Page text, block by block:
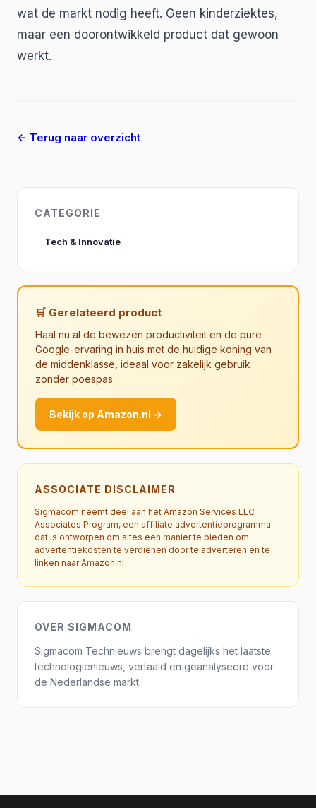
wat de markt nodig heeft. Geen kinderziektes,
maar een doorontwikkeld product dat gewoon
werkt.
← Terug naar overzicht
CATEGORIE
Tech & Innovatie
🛒 Gerelateerd product
Haal nu al de bewezen productiviteit en de pure
Google-ervaring in huis met de huidige koning van
de middenklasse, ideaal voor zakelijk gebruik
zonder poespas.
Bekijk op Amazon.nl →
ASSOCIATE DISCLAIMER
Sigmacom neemt deel aan het Amazon Services LLC
Associates Program, een affiliate advertentieprogramma
dat is ontworpen om sites een manier te bieden om
advertentiekosten te verdienen door te adverteren en te
linken naar Amazon.nl
OVER SIGMACOM
Sigmacom Technieuws brengt dagelijks het laatste
technologienieuws, vertaald en geanalyseerd voor
de Nederlandse markt.